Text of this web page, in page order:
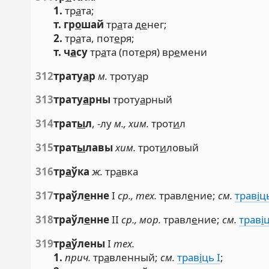
1. трата;
т. грошай трата денег;
2. трата, потеря;
т. часутрата (потеря) времени
312тратуар м. тротуар
313тратуарны тротуарный
314тратыл, -лум., хим. тротил
315тратылавы хим. тротиловый
316траўка ж. травка
317траўленнеIср., тех. травление;см. траві
318траўленнеIIср., мор. травление;см. траві
319траўлены Iтех.
1. прич. травленный;см. травіць I;